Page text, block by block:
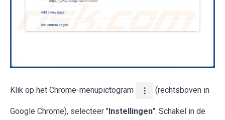
Klik op het Chrome-menupictogram (rechtsboven in
Google Chrome), selecteer " Instellingen". Schakel in de